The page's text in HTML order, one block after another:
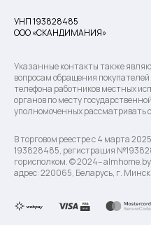
УНП 193828485
ООО «СКАНДИМАНИЯ»
Указанные контакты также
вопросам обращения
телефона работников местных
органов по месту
уполномоченных рассматривать
В торговом реестре с 4 марта
193828485, регистрация
горисполком. © 2024–
адрес: 220065, Беларусь, г.